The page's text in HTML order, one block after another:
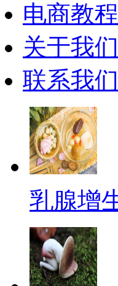
电商教程
关于我们
联系我们
乳腺增